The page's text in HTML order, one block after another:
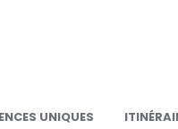
UNIQUES